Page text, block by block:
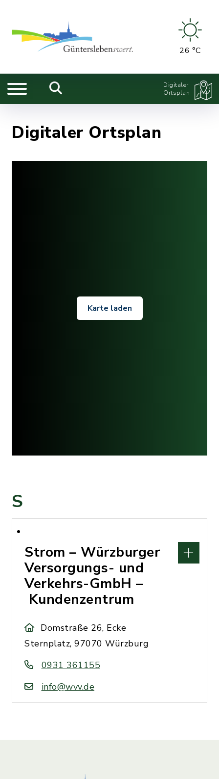
26 °C
Digitaler
Ortsplan
Digitaler Ortsplan
Karte laden
S
Strom – Würzburger
Versorgungs- und
Verkehrs-GmbH –
Kundenzentrum
Domstraße 26, Ecke
Sternplatz, 97070 Würzburg
0931 361155
info@wvv.de